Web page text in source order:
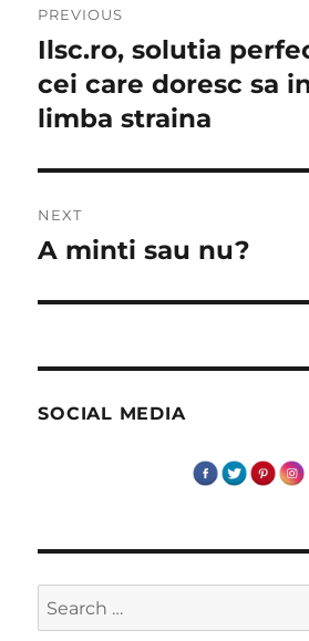
navigation
PREVIOUS
Previous
post:
Ilsc.ro, solutia
cei care doresc sa
limba straina
NEXT
Next
A minti sau nu?
SOCIAL MEDIA
Search
for: